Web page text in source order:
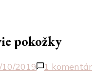
pokožky
10/2019 1 komentár